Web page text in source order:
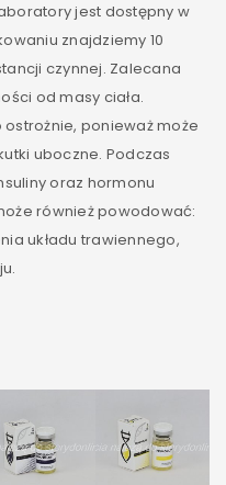
jest dostępny w
znajdziemy 10
czynnej. Zalecana
od masy ciała.
ponieważ może
uboczne. Podczas
oraz hormonu
również powodować:
układu trawiennego,